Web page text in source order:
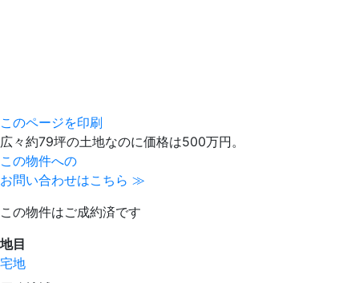
このページを印刷
広々約79坪の土地なのに価格は500万円。
この物件への
お問い合わせはこちら ≫
この物件はご成約済です
地目
宅地